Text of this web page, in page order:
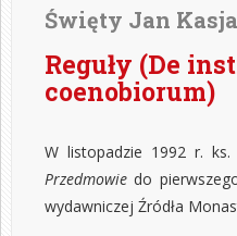
Święty Jan
Reguły (De
coenobiorum)
W listopadzie 1992 r.
Przedmowie do
wydawniczej Źródła